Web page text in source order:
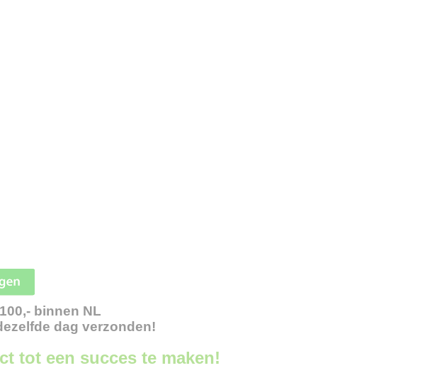
binnen NL
dag verzonden!
tot een succes te maken!